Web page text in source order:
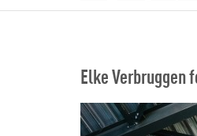
Elke Verbruggen